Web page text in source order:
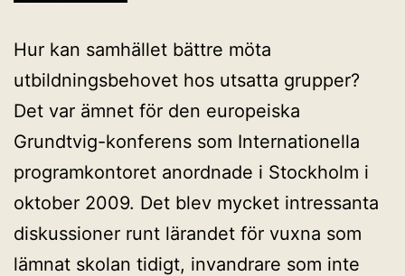
Hur kan samhället bättre möta
utbildningsbehovet hos utsatta grupper?
Det var ämnet för den europeiska
Grundtvig-konferens som Internationella
programkontoret anordnade i Stockholm i
oktober 2009. Det blev mycket intressanta
diskussioner runt lärandet för vuxna som
lämnat skolan tidigt, invandrare som inte